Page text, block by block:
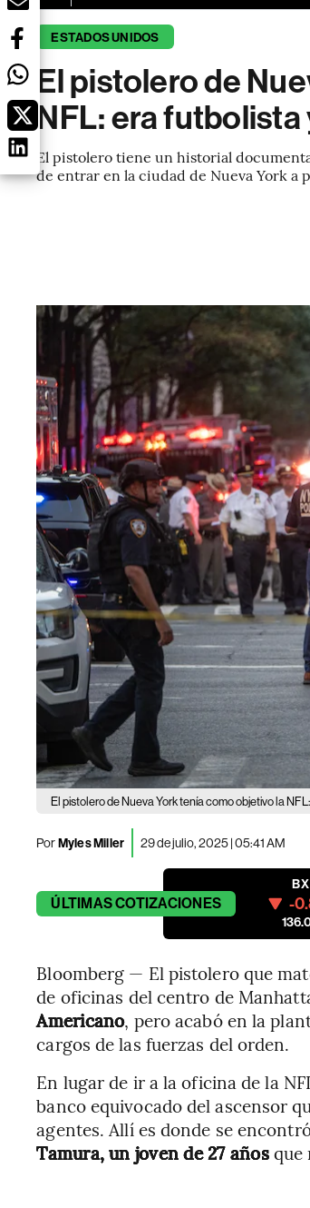
ESTADOS UNIDOS
El pistolero de
NFL: era
El pistolero tiene un historial
de entrar en la ciudad de Nueva York a
El pistolero de Nueva York tenía como objetivo la
PorMyles Miller 29 de julio, 2025 | 05:41 AM
ÚLTIMASCOTIZACIONES
BX
-
Bloomberg — El pistolero que
de oficinas del centro de
Americano, pero acabó en la
cargos de las fuerzas del orden.
En lugar de ir a la oficina de la
banco equivocado del ascensor
agentes. Allí es donde se
Tamura, un joven de 27 añosque